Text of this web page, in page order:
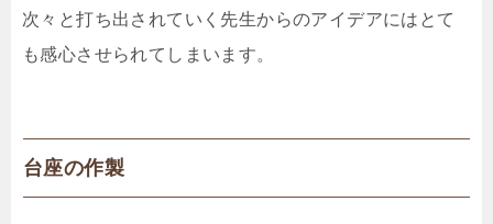
次々と打ち出されていく先生からのアイデアにはとて
も感心させられてしまいます。
台座の作製